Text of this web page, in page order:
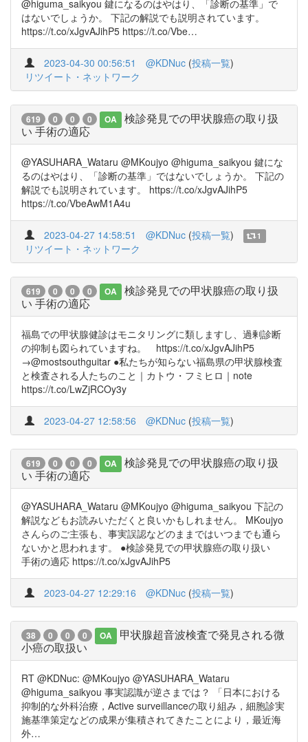
@higuma_saikyou 鍵になるのはやはり、「診断の基準」で
はないでしょうか。 下記の解説でも説明されています。
https://t.co/xJgvAJihP5 https://t.co/Vbe…
2023-04-30 00:56:51 @KDNuc (投稿一覧)
リツイート・ネットワーク
619 0 0 0 OA
検診発見での甲状腺癌の取り扱
い 手術の適応
@YASUHARA_Wataru @MKoujyo @higuma_saikyou 鍵にな
るのはやはり、「診断の基準」ではないでしょうか。 下記の
解説でも説明されています。 https://t.co/xJgvAJihP5
https://t.co/VbeAwM1A4u
2023-04-27 14:58:51 @KDNuc (投稿一覧) 1
リツイート・ネットワーク
619 0 0 0 OA
検診発見での甲状腺癌の取り扱
い 手術の適応
福島での甲状腺健診はモニタリングに類しますし、過剰診断
の抑制も図られていますね。 https://t.co/xJgvAJihP5
→@mostsouthguitar ●私たちが知らない福島県の甲状腺検査
と検査される人たちのこと｜カトウ・フミヒロ｜note
https://t.co/LwZjRCOy3y
2023-04-27 12:58:56 @KDNuc (投稿一覧)
619 0 0 0 OA
検診発見での甲状腺癌の取り扱
い 手術の適応
@YASUHARA_Wataru @MKoujyo @higuma_saikyou 下記の
解説などもお読みいただくと良いかもしれません。 MKoujyo
さんらのご主張も、事実誤認などのままではいつまでも通ら
ないかと思われます。 ●検診発見での甲状腺癌の取り扱い
手術の適応 https://t.co/xJgvAJihP5
2023-04-27 12:29:16 @KDNuc (投稿一覧)
38 0 0 0 OA
甲状腺超音波検査で発見される微
小癌の取扱い
RT @KDNuc: @MKoujyo @YASUHARA_Wataru
@higuma_saikyou 事実認識が逆さまでは？ 「日本における
抑制的な外科治療，Active surveillanceの取り組み，細胞診実
施基準策定などの成果が集積されてきたことにより，最近海
外…